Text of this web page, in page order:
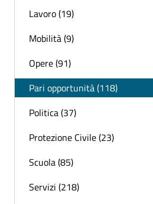
Lavoro (19)
Mobilità (9)
Opere (91)
Pari opportunità (118)
Politica (37)
Protezione Civile (23)
Scuola (85)
Servizi (218)